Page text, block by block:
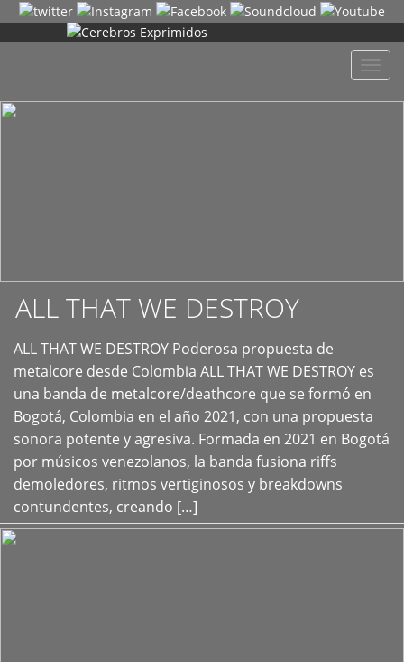
ALL THAT WE DESTROY
ALL THAT WE DESTROY Poderosa propuesta de
metalcore desde Colombia ALL THAT WE DESTROY es
una banda de metalcore/deathcore que se formó en
Bogotá, Colombia en el año 2021, con una propuesta
sonora potente y agresiva. Formada en 2021 en Bogotá
por músicos venezolanos, la banda fusiona riffs
demoledores, ritmos vertiginosos y breakdowns
contundentes, creando […]
+